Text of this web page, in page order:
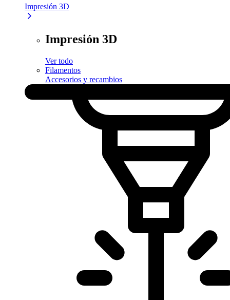
Impresión 3D
Impresión 3D
Ver todo
Filamentos
Accesorios y recambios